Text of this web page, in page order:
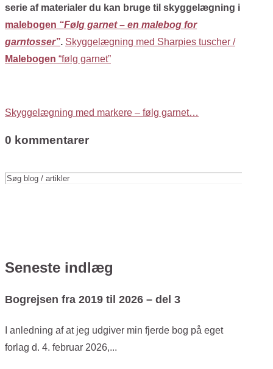
serie af materialer du kan bruge til skyggelægning i
malebogen “Følg garnet – en malebog for
garntosser”. Skyggelægning med Sharpies tuscher /
Malebogen “følg garnet”
Skyggelægning med markere – følg garnet…
0 kommentarer
Seneste indlæg
Bogrejsen fra 2019 til 2026 – del 3
I anledning af at jeg udgiver min fjerde bog på eget
forlag d. 4. februar 2026,...